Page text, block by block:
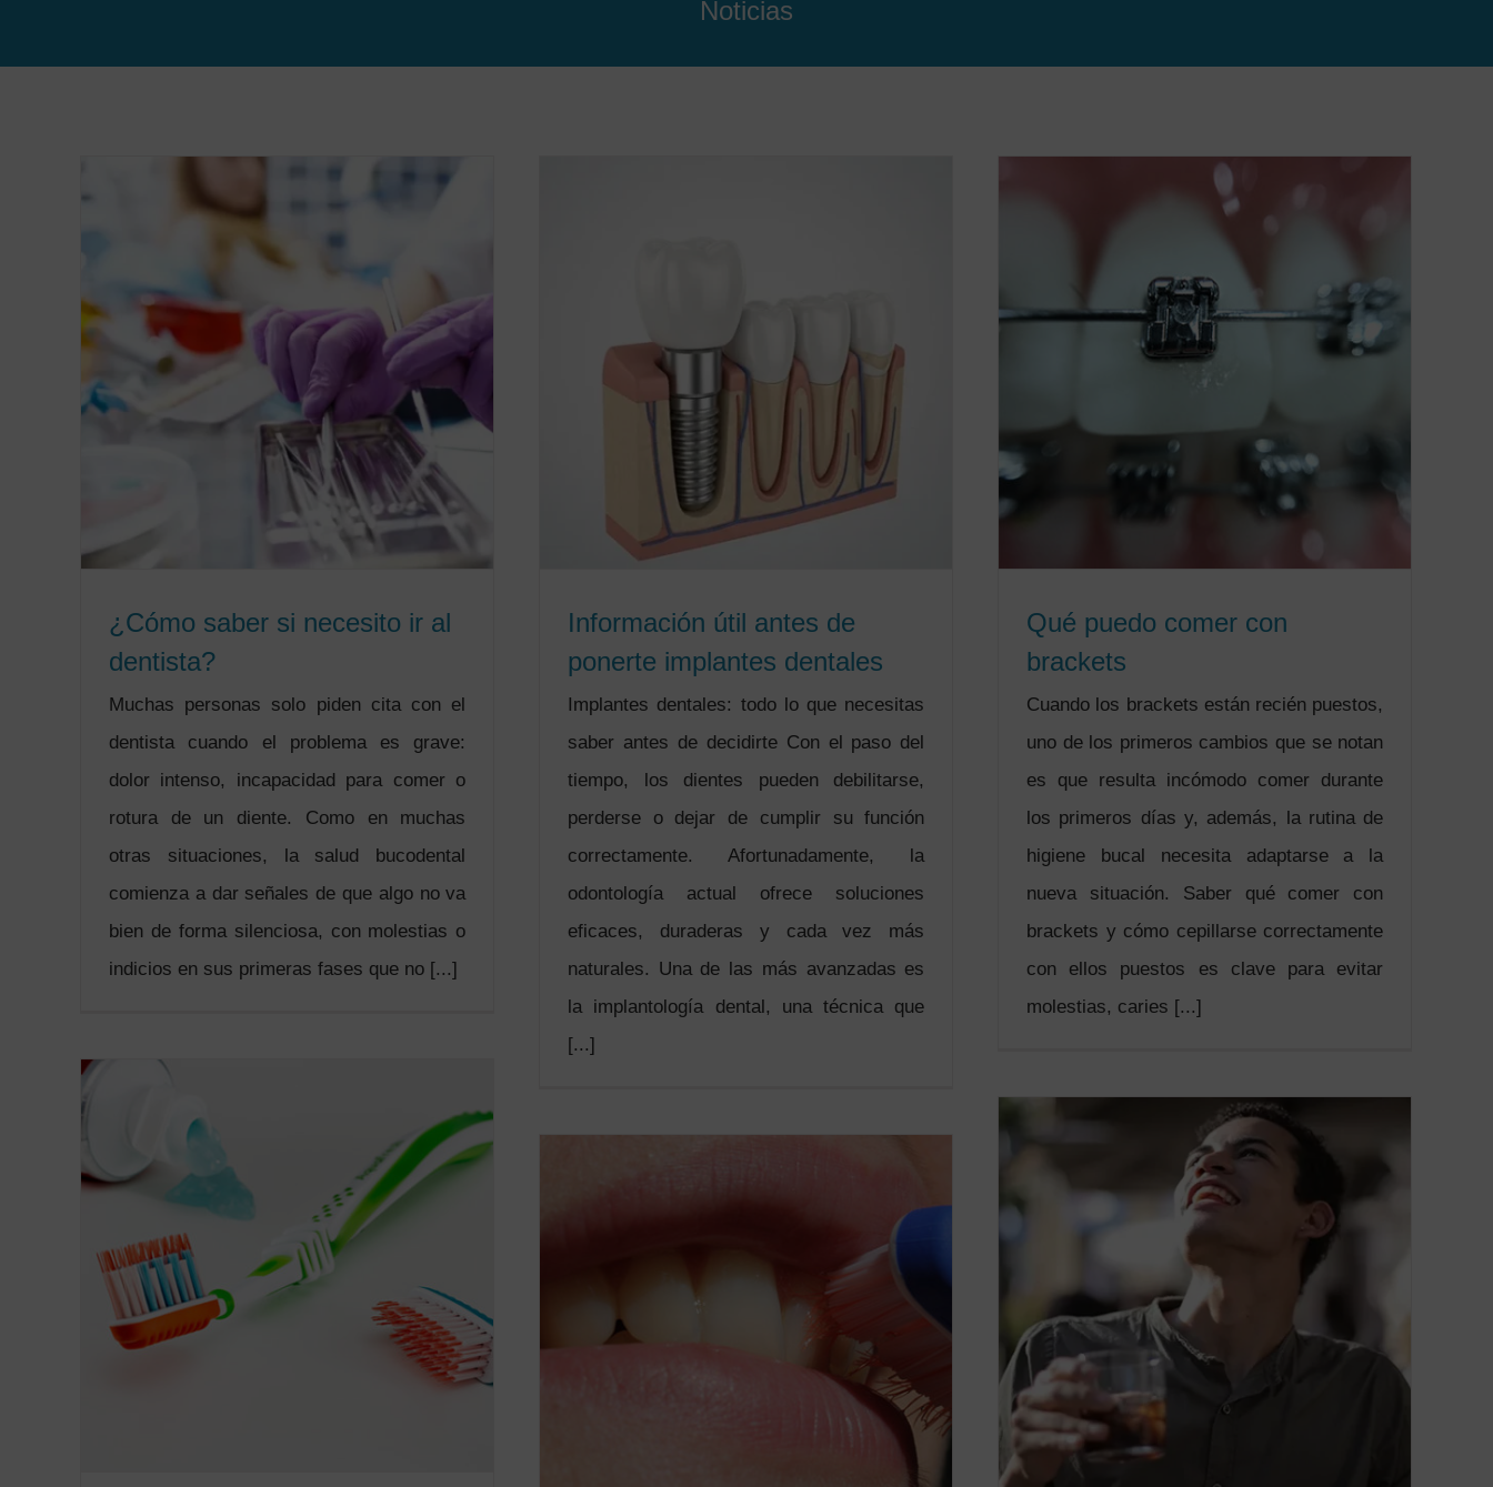
Noticias
¿Cómo saber si necesito ir al
dentista?
Muchas personas solo piden cita con el
dentista cuando el problema es grave:
dolor intenso, incapacidad para comer o
rotura de un diente. Como en muchas
otras situaciones, la salud bucodental
comienza a dar señales de que algo no va
bien de forma silenciosa, con molestias o
indicios en sus primeras fases que no [...]
Información útil antes de
ponerte implantes dentales
Implantes dentales: todo lo que necesitas
saber antes de decidirte Con el paso del
tiempo, los dientes pueden debilitarse,
perderse o dejar de cumplir su función
correctamente. Afortunadamente, la
odontología actual ofrece soluciones
eficaces, duraderas y cada vez más
naturales. Una de las más avanzadas es
la implantología dental, una técnica que
[...]
Qué puedo comer con
brackets
Cuando los brackets están recién puestos,
uno de los primeros cambios que se notan
es que resulta incómodo comer durante
los primeros días y, además, la rutina de
higiene bucal necesita adaptarse a la
nueva situación. Saber qué comer con
brackets y cómo cepillarse correctamente
con ellos puestos es clave para evitar
molestias, caries [...]